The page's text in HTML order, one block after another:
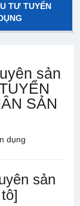
TƯ TUYỂN
sản
SẢN
dụng
sản